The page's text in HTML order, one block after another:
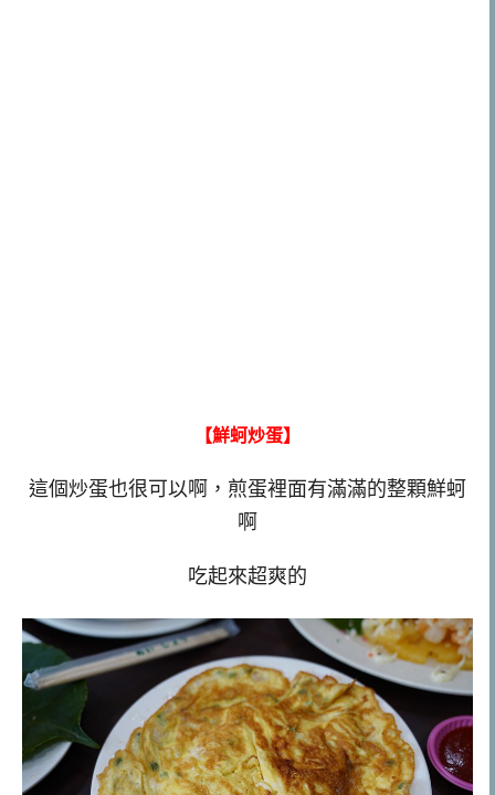
【鮮蚵炒蛋】
這個炒蛋也很可以啊，煎蛋裡面有滿滿的整顆鮮蚵
啊
吃起來超爽的